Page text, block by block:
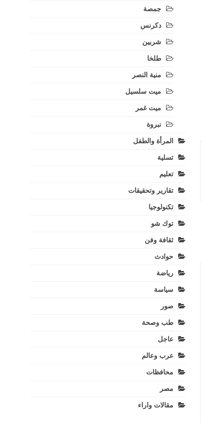
جمصة
دكرنس
شربين
طلخا
منية النصر
ميت سلسيل
ميت غمر
نبروة
المرأة والطفل
تسلية
تعليم
تقارير وتحقيقات
تكنولوجيا
توك شو
ثقافة وفن
حوادث
رياضة
سياسة
صور
طب وصحة
عاجل
عرب وعالم
محافظات
مصر
مقالات واراء